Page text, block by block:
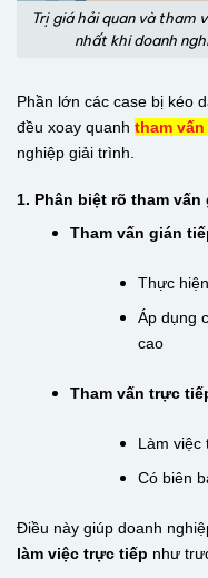
Trị giá hải quan và tham
nhất khi doanh
Phần lớn các case bị kéo
đều xoay quanh tham
nghiệp giải trình.
1. Phân biệt rõ tham
Tham vấn gián
Thực
Áp dụng
cao
Tham vấn trực
Làm việc
Có biên
Điều này giúp doanh
làm việc trực tiếp như